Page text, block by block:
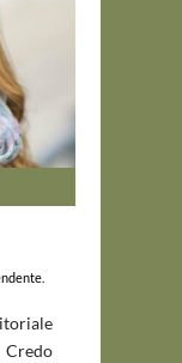
Credo